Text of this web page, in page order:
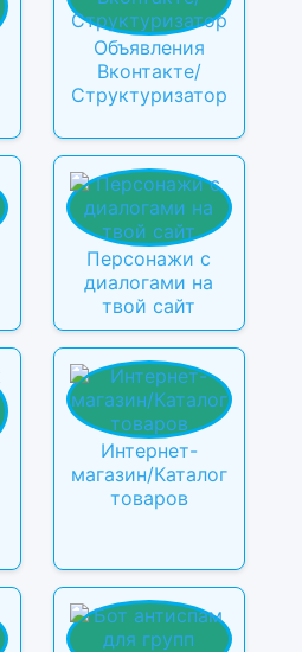
Объявления
Вконтакте/
Структуризатор
Персонажи с
диалогами на
твой сайт
Интернет-
магазин/Каталог
товаров